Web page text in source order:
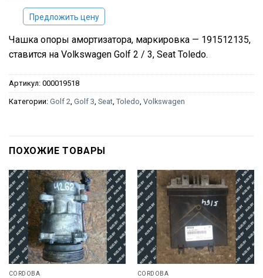
Предложить цену
Чашка опоры амортизатора, маркировка — 191512135,
ставится на Volkswagen Golf 2 / 3, Seat Toledo.
Артикул: 000019518
Категории: Golf 2 Golf 3 Seat Toledo Volkswagen
ПОХОЖИЕ ТОВАРЫ
CORDOBA CORDOBA